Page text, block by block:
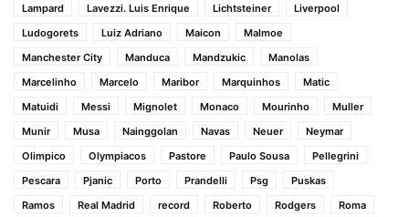
Lampard
Lavezzi. Luis Enrique Lichtsteiner
Liverpool
Ludogorets
Luiz Adriano Maicon
Malmoe
Manchester City
Manduca Mandzukic
Manolas
Marcelinho
Marcelo Maribor Marquinhos
Matic
Matuidi
Messi Mignolet Monaco Mourinho
Muller
Munir
Musa Nainggolan Navas Neuer
Neymar
Olimpico
Olympiacos Pastore Paulo Sousa
Pellegrini
Pescara
Pjanic Porto Prandelli Psg
Puskas
Ramos
Real Madrid record Roberto Rodgers
Roma